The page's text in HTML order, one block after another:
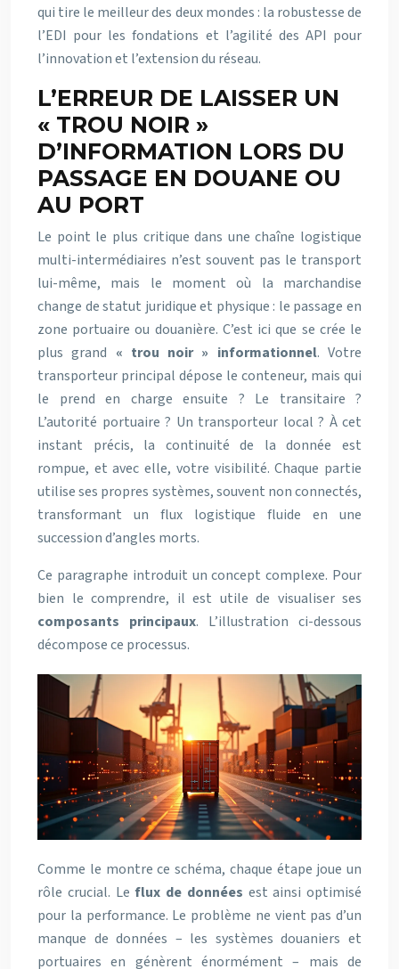
qui tire le meilleur des deux mondes : la robustesse de
l’EDI pour les fondations et l’agilité des API pour
l’innovation et l’extension du réseau.
L’ERREUR DE LAISSER UN
« TROU NOIR »
D’INFORMATION LORS DU
PASSAGE EN DOUANE OU
AU PORT
Le point le plus critique dans une chaîne logistique
multi-intermédiaires n’est souvent pas le transport
lui-même, mais le moment où la marchandise
change de statut juridique et physique : le passage en
zone portuaire ou douanière. C’est ici que se crée le
plus grand « trou noir » informationnel. Votre
transporteur principal dépose le conteneur, mais qui
le prend en charge ensuite ? Le transitaire ?
L’autorité portuaire ? Un transporteur local ? À cet
instant précis, la continuité de la donnée est
rompue, et avec elle, votre visibilité. Chaque partie
utilise ses propres systèmes, souvent non connectés,
transformant un flux logistique fluide en une
succession d’angles morts.
Ce paragraphe introduit un concept complexe. Pour
bien le comprendre, il est utile de visualiser ses
composants principaux. L’illustration ci-dessous
décompose ce processus.
Comme le montre ce schéma, chaque étape joue un
rôle crucial. Leflux de données est ainsi optimisé
pour la performance. Le problème ne vient pas d’un
manque de données – les systèmes douaniers et
portuaires en génèrent énormément – mais de